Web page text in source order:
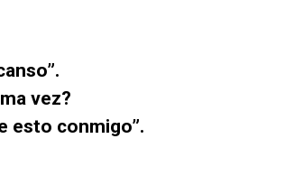
vez?
esto conmigo”.